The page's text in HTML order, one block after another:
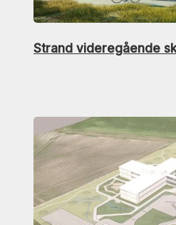
Strand videregående